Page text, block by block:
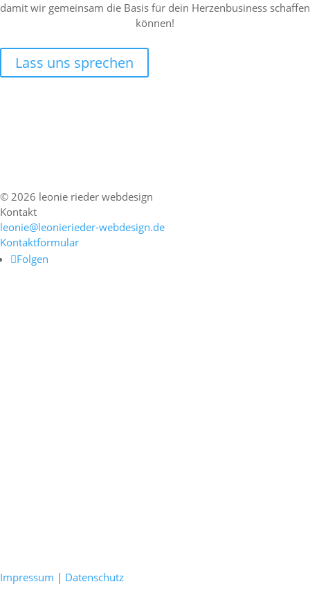
damit wir gemeinsam die Basis für dein Herzenbusiness schaffen
können!
Lass uns sprechen
© 2026 leonie rieder webdesign
Kontakt
leonie@leonierieder-webdesign.de
Kontaktformular
Folgen
Impressum | Datenschutz